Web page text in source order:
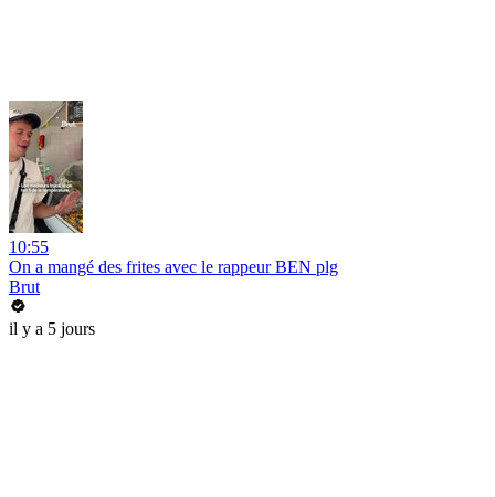
10:55
On a mangé des frites avec le rappeur BEN plg
Brut
il y a 5 jours